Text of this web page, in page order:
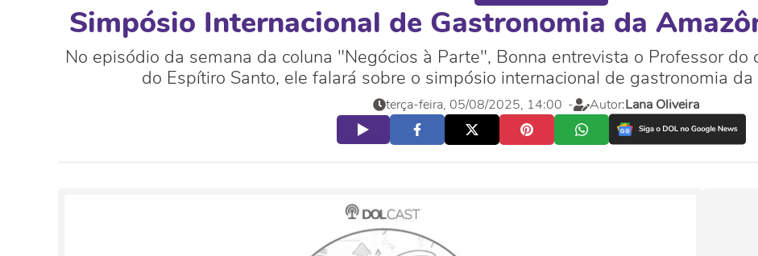
Simpósio Internacional de Gastronomia da
No episódio da semana da coluna "Negócios à Parte", Bonna entrevista o Professor do
do Espítiro Santo, ele falará sobre o simpósio internacional de gastronomia
terça-feira, 05/08/2025, 14:00 - Autor:Lana Oliveira